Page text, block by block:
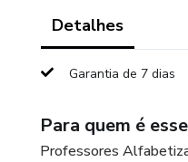
Detalhes
Garantia de 7 dias
Para quem é
Professores